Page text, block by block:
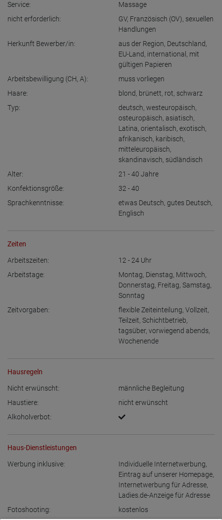
Service:
Massage
nicht erforderlich:
GV, Französisch (OV), sexuellen
Handlungen
Herkunft Bewerber/in:
aus der Region, Deutschland,
EU-Land, international, mit
gültigen Papieren
Arbeitsbewilligung (CH, A):
muss vorliegen
Haare:
blond, brünett, rot, schwarz
Typ:
deutsch, westeuropäisch,
osteuropäisch, asiatisch,
Latina, orientalisch, exotisch,
afrikanisch, karibisch,
mitteleuropäisch,
skandinavisch, südländisch
Alter:
21 - 40 Jahre
Konfektionsgröße:
32 - 40
Sprachkenntnisse:
etwas Deutsch, gutes Deutsch,
Englisch
Zeiten
Arbeitszeiten: 12 - 24 Uhr
Arbeitstage:
Montag, Dienstag, Mittwoch,
Donnerstag, Freitag, Samstag,
Sonntag
Zeitvorgaben:
flexible Zeiteinteilung, Vollzeit,
Teilzeit, Schichtbetrieb,
tagsüber, vorwiegend abends,
Wochenende
Hausregeln
Nicht erwünscht:
männliche Begleitung
Haustiere:
nicht erwünscht
Alkoholverbot:
Haus-Dienstleistungen
Werbung inklusive: Individuelle Internetwerbung,
Eintrag auf unserer Homepage,
Internetwerbung für Adresse,
Ladies.de-Anzeige für Adresse
Fotoshooting:
kostenlos